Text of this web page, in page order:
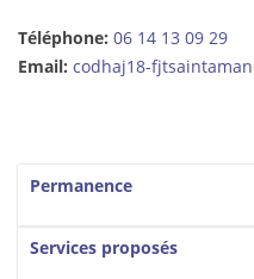
Téléphone: 06 14 13 09 29
Email: codhaj18-
Vertical Tabs
Permanence
Services proposés